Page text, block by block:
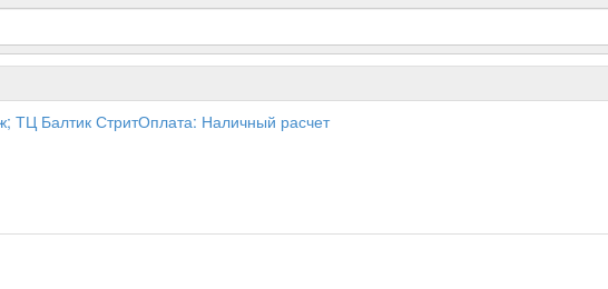
ТЦ Балтик СтритОплата: Наличный расчет